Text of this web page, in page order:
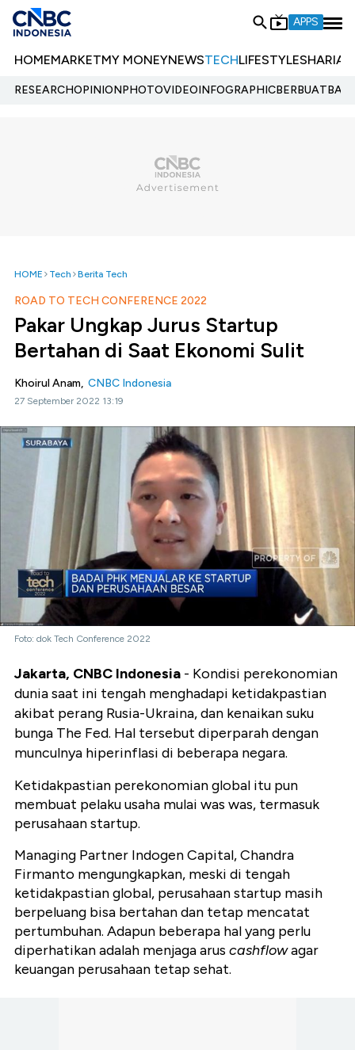
APPS
HOMEMARKETMY MONEYNEWSTECHLIFESTYLESHARIA
RESEARCHOPINIONPHOTOVIDEOINFOGRAPHIC
HOME Tech Berita Tech
ROAD TO TECH CONFERENCE 2022
Pakar Ungkap Jurus Startup
Bertahan di Saat Ekonomi Sulit
Khoirul Anam, CNBC Indonesia
27 September 2022 13:19
Foto: dok Tech Conference 2022
Jakarta, CNBC Indonesia - Kondisi perekonomian
dunia saat ini tengah menghadapi ketidakpastian
akibat perang Rusia-Ukraina, dan kenaikan suku
bunga The Fed. Hal tersebut diperparah dengan
munculnya hiperinflasi di beberapa negara.
Ketidakpastian perekonomian global itu pun
membuat pelaku usaha mulai was was, termasuk
perusahaan startup.
Managing Partner Indogen Capital, Chandra
Firmanto mengungkapkan, meski di tengah
ketidakpastian global, perusahaan startup masih
berpeluang bisa bertahan dan tetap mencatat
pertumbuhan. Adapun beberapa halyang perlu
diperhatikan adalah menjagaarus cashflowagar
keuangan perusahaan tetap sehat.